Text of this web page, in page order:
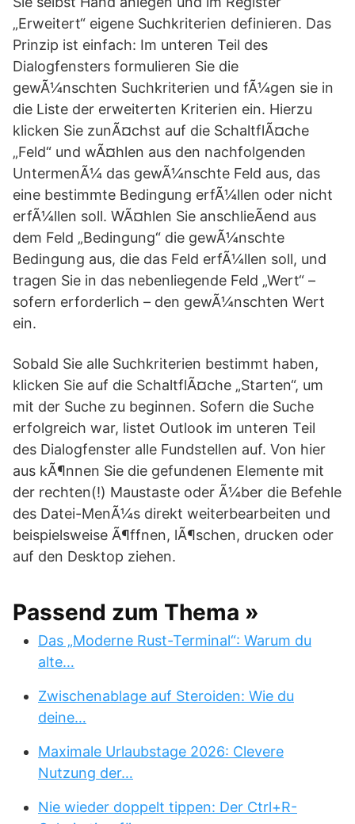
„Erweitert“ eigene Suchkriterien definieren. Das
Prinzip ist einfach: Im unteren Teil des
Dialogfensters formulieren Sie die
gewÃ¼nschten Suchkriterien und fÃ¼gen sie in
die Liste der erweiterten Kriterien ein. Hierzu
klicken Sie zunÃ¤chst auf die SchaltflÃ¤che
„Feld“ und wÃ¤hlen aus den nachfolgenden
UntermenÃ¼ das gewÃ¼nschte Feld aus, das
eine bestimmte Bedingung erfÃ¼llen oder nicht
erfÃ¼llen soll. WÃ¤hlen Sie anschlieÃend aus
dem Feld „Bedingung“ die gewÃ¼nschte
Bedingung aus, die das Feld erfÃ¼llen soll, und
tragen Sie in das nebenliegende Feld „Wert“ –
sofern erforderlich – den gewÃ¼nschten Wert
ein.
Sobald Sie alle Suchkriterien bestimmt haben,
klicken Sie auf die SchaltflÃ¤che „Starten“, um
mit der Suche zu beginnen. Sofern die Suche
erfolgreich war, listet Outlook im unteren Teil
des Dialogfenster alle Fundstellen auf. Von hier
aus kÃ¶nnen Sie die gefundenen Elemente mit
der rechten(!) Maustaste oder Ã¼ber die Befehle
des Datei-MenÃ¼s direkt weiterbearbeiten und
beispielsweise Ã¶ffnen, lÃ¶schen, drucken oder
auf den Desktop ziehen.
Passend zum Thema »
Das „Moderne Rust-Terminal“: Warum du
alte…
Zwischenablage auf Steroiden: Wie du
deine…
Maximale Urlaubstage 2026: Clevere
Nutzung der…
Nie wieder doppelt tippen: Der Ctrl+R-